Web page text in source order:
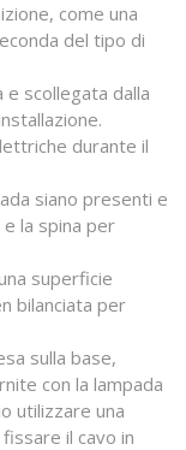
come una
del tipo di
e scollegata dalla
durante il
siano presenti e
e la spina per
superficie
bilanciata per
sulla base,
con la lampada
utilizzare una
il cavo in